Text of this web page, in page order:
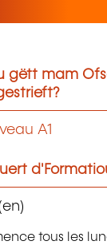
gëtt mam
A1
tous les